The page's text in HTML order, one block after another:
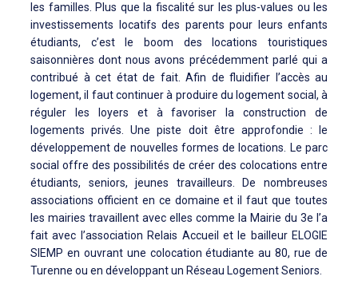
les familles. Plus que la fiscalité sur les plus-values ou les
investissements locatifs des parents pour leurs enfants
étudiants, c’est le boom des locations touristiques
saisonnières dont nous avons précédemment parlé qui a
contribué à cet état de fait. Afin de fluidifier l’accès au
logement, il faut continuer à produire du logement social, à
réguler les loyers et à favoriser la construction de
logements privés. Une piste doit être approfondie : le
développement de nouvelles formes de locations. Le parc
social offre des possibilités de créer des colocations entre
étudiants, seniors, jeunes travailleurs. De nombreuses
associations officient en ce domaine et il faut que toutes
les mairies travaillent avec elles comme la Mairie du 3e l’a
fait avec l’association Relais Accueil et le bailleur ELOGIE
SIEMP en ouvrant une colocation étudiante au 80, rue de
Turenne ou en développant un Réseau Logement Seniors.